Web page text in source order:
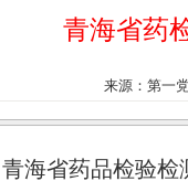
青海省药
来源：第一
海省药品检验检